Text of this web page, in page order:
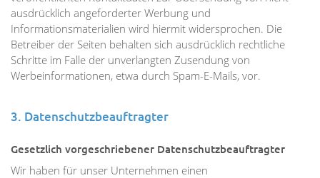
ausdrücklich angeforderter Werbung und
Informationsmaterialien wird hiermit widersprochen. Die
Betreiber der Seiten behalten sich ausdrücklich rechtliche
Schritte im Falle der unverlangten Zusendung von
Werbeinformationen, etwa durch Spam-E-Mails, vor.
3. Datenschutzbeauftragter
Gesetzlich vorgeschriebener Datenschutzbeauftragter
Wir haben für unser Unternehmen einen